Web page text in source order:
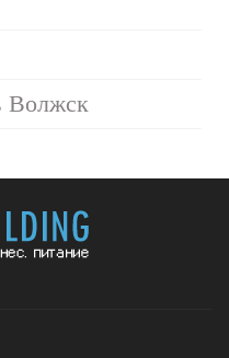
Волжск